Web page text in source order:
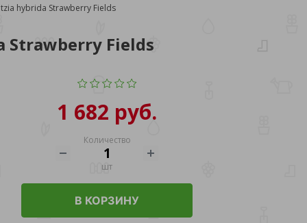
hybrida Strawberry Fields
Fields
1 682 руб.
Количество
шт
В КОРЗИНУ